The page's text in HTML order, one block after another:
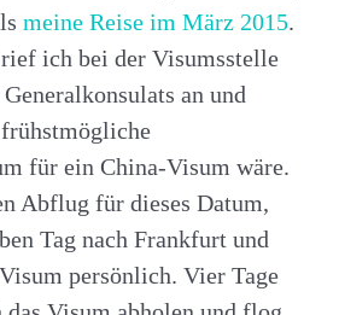
meine Reise im März 2015.
ich bei der Visumsstelle
an und
für ein China-Visum wäre.
Abflug für dieses Datum,
Tag nach Frankfurt und
persönlich. Vier Tage